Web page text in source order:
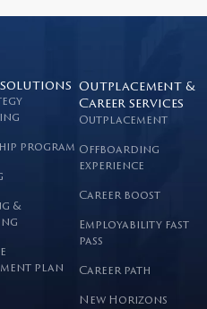
program
&
plan
Outplacement &
Career services
Outplacement
Offboarding
experience
Career boost
Employability fast
pass
Career path
New Horizons